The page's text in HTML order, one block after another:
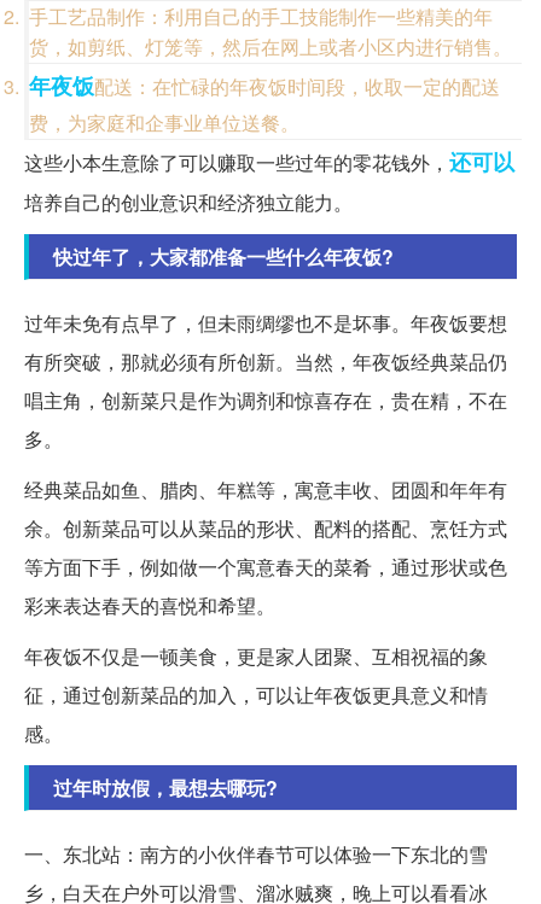
手工艺品制作：利用自己的手工技能制作一些精美的年
货，如剪纸、灯笼等，然后在网上或者小区内进行销售。
年夜饭配送：在忙碌的年夜饭时间段，收取一定的配送
费，为家庭和企事业单位送餐。
这些小本生意除了可以赚取一些过年的零花钱外， 还可以
培养自己的创业意识和经济独立能力。
快过年了，大家都准备一些什么年夜饭?
过年未免有点早了，但未雨绸缪也不是坏事。年夜饭要想
有所突破，那就必须有所创新。当然，年夜饭经典菜品仍
唱主角，创新菜只是作为调剂和惊喜存在，贵在精，不在
多。
经典菜品如鱼、腊肉、年糕等，寓意丰收、团圆和年年有
余。创新菜品可以从菜品的形状、配料的搭配、烹饪方式
等方面下手，例如做一个寓意春天的菜肴，通过形状或色
彩来表达春天的喜悦和希望。
年夜饭不仅是一顿美食，更是家人团聚、互相祝福的象
征，通过创新菜品的加入，可以让年夜饭更具意义和情
感。
过年时放假，最想去哪玩?
一、东北站：南方的小伙伴春节可以体验一下东北的雪
乡，白天在户外可以滑雪、溜冰贼爽，晚上可以看看冰